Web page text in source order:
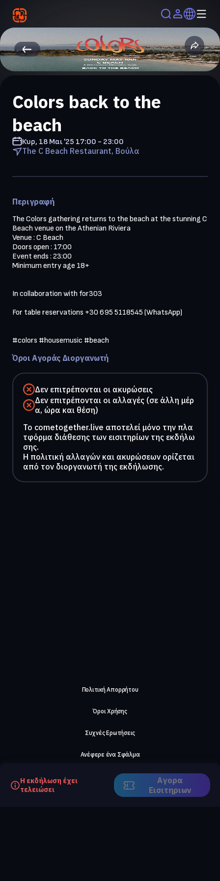
Colors back to the
beach
Κυρ, 18 Μαι '25 17:00 - 23:00
The C Beach Restaurant, Βούλα
Περιγραφή
The Colors gathering returns to the beach at the stunning C
Beach venue on the Athenian Riviera
Venue : C Beach
Doors open : 17:00
Event ends : 23:00
Minimum entry age 18+
In collaboration with for303
For table reservations +30 695 5118545 (WhatsApp)
#colors #housemusic #beach
Όροι Αγοράς Διοργανωτή
Δεν επιτρέπονται οι ακυρώσεις
Δεν επιτρέπονται οι αλλαγές (σε άλλη μέρ
α, ώρα και θέση)
To cometogether.live αποτελεί μόνο την πλα
τφόρμα διάθεσης των εισιτηρίων της εκδήλω
σης.
Η πολιτική αλλαγών και ακυρώσεων ορίζεται
από τον διοργανωτή της εκδήλωσης.
Η εκδήλωση έχει
τελειώσει
Αγορα
Eισιτηριων
Πολιτική Απορρήτου
Όροι Χρήσης
Συχνές Ερωτήσεις
Ανέφερε ένα Σφάλμα
Σχετικά με μας
Careers